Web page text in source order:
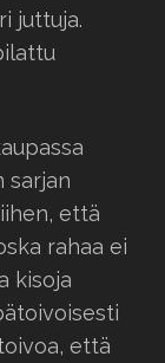
juttuja.
sarjan
että
rahaa ei
kisoja
että